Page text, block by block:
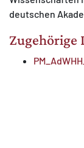
deutschen
Zugehörige